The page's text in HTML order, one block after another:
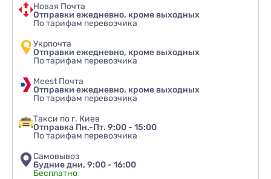
Новая Почта
Отправки ежедневно, кроме выходных
По тарифам перевозчика
Укрпочта
Отправки ежедневно, кроме выходных
По тарифам перевозчика
Meest Почта
Отправки ежедневно, кроме выходных
По тарифам перевозчика
Такси по г. Киев
Отправка Пн.-Пт. 9:00 - 15:00
По тарифам перевозчика
Самовывоз
Будние дни, 9:00 - 16:00
Бесплатно